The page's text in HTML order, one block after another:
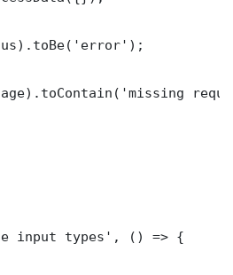
input types', () => {